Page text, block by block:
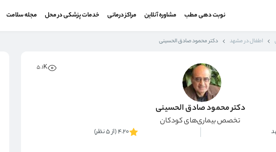
نوبت دهی مطب مشاوره آنلاین مراکز درمانی خدمات پزشکی در محل مجله سلامت
اطفال در مشهد دکتر محمود صادق الحسینی
5.1K
دکتر محمود صادق الحسینی
تخصص بیماری‌های کودکان
4.20 (از 5 نظر)